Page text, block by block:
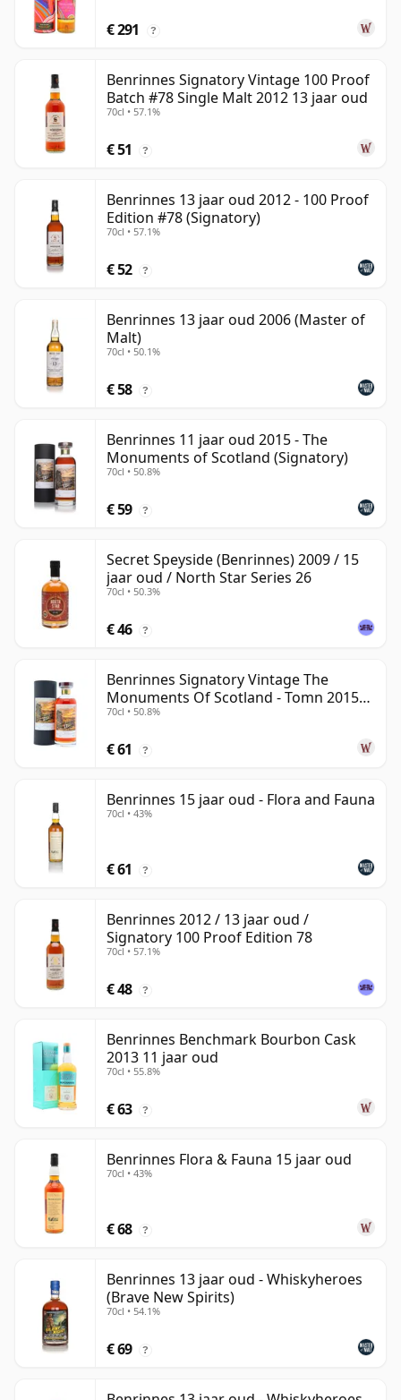
€ 291 ?
Benrinnes Signatory Vintage 100 Proof
Batch #78 Single Malt 2012 13 jaar oud
70cl • 57.1%
€ 51 ?
Benrinnes 13 jaar oud 2012 - 100 Proof
Edition #78 (Signatory)
70cl • 57.1%
€ 52 ?
Benrinnes 13 jaar oud 2006 (Master of
Malt)
70cl • 50.1%
€ 58 ?
Benrinnes 11 jaar oud 2015 - The
Monuments of Scotland (Signatory)
70cl • 50.8%
€ 59 ?
Secret Speyside (Benrinnes) 2009 / 15
jaar oud / North Star Series 26
70cl • 50.3%
€ 46 ?
Benrinnes Signatory Vintage The
Monuments Of Scotland - Tomn 2015
11 jaar oud
70cl • 50.8%
€ 61 ?
Benrinnes 15 jaar oud - Flora and Fauna
70cl • 43%
€ 61 ?
Benrinnes 2012 / 13 jaar oud /
Signatory 100 Proof Edition 78
70cl • 57.1%
€ 48 ?
Benrinnes Benchmark Bourbon Cask
2013 11 jaar oud
70cl • 55.8%
€ 63 ?
Benrinnes Flora & Fauna 15 jaar oud
70cl • 43%
€ 68 ?
Benrinnes 13 jaar oud - Whiskyheroes
(Brave New Spirits)
70cl • 54.1%
€ 69 ?